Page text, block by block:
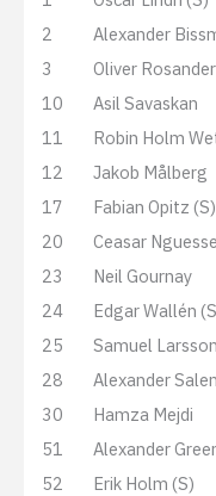
2
Alexander
3
Oliver
10
Asil Savaskan
11
Robin Holm
12
Jakob Målberg
17
Fabian Opitz (S)
20
Ceasar
23
Neil Gournay
24
Edgar Wallén
25
Samuel Larsson
28
Alexander
30
Hamza Mejdi
51
Alexander
52
Erik Holm (S)